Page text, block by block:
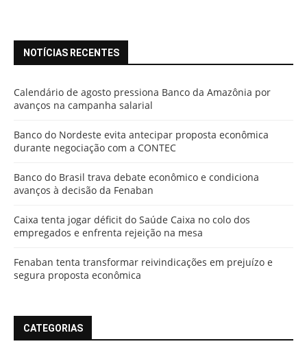
NOTÍCIAS RECENTES
Calendário de agosto pressiona Banco da Amazônia por
avanços na campanha salarial
Banco do Nordeste evita antecipar proposta econômica
durante negociação com a CONTEC
Banco do Brasil trava debate econômico e condiciona
avanços à decisão da Fenaban
Caixa tenta jogar déficit do Saúde Caixa no colo dos
empregados e enfrenta rejeição na mesa
Fenaban tenta transformar reivindicações em prejuízo e
segura proposta econômica
CATEGORIAS